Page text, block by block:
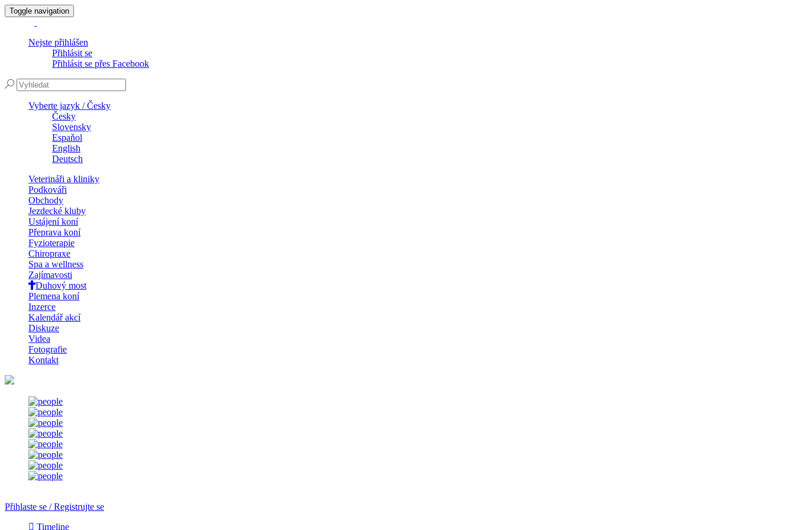
Toggle navigation
Nejste přihlášen
Přihlásit se
Přihlásit se přes Facebook
Vyberte jazyk / Česky
Česky
Slovensky
Espaňol
English
Deutsch
Veterináři a kliniky
Podkováři
Obchody
Jezdecké kluby
Ustájení koní
Přeprava koní
Fyzioterapie
Chiropraxe
Spa a wellness
Zajímavosti
Duhový most
Plemena koní
Inzerce
Kalendář akcí
Diskuze
Videa
Fotografie
Kontakt
Přihlaste se / Registrujte se
Timeline